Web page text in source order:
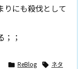
りにも殺伐として
；；
 ReBlog  ネタ